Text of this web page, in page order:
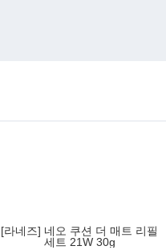
[라네즈] 네오 쿠션 더 매트 리필
세트 21W 30g